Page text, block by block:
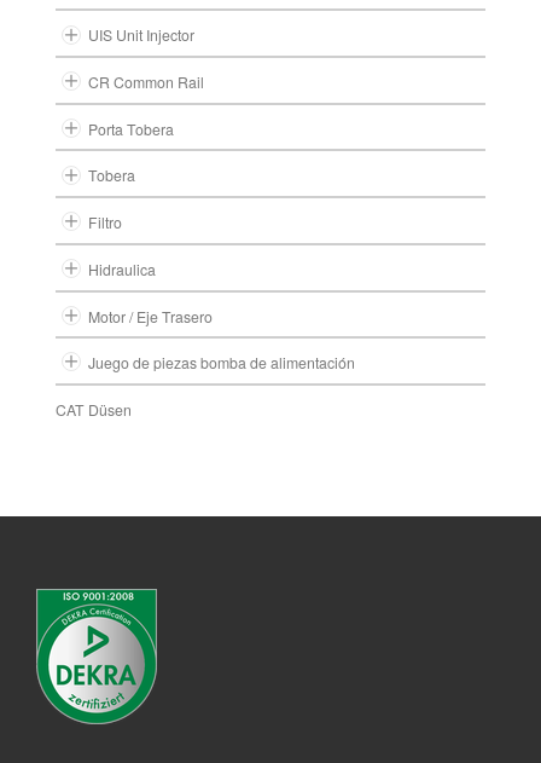
UIS Unit Injector
CR Common Rail
Porta Tobera
Tobera
Filtro
Hidraulica
Motor / Eje Trasero
Juego de piezas bomba de alimentación
CAT Düsen